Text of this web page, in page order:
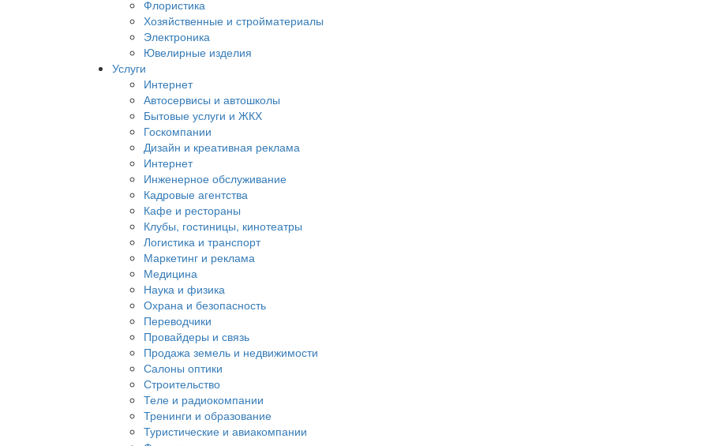
Флористика
Хозяйственные и стройматериалы
Электроника
Ювелирные изделия
Услуги
Интернет
Автосервисы и автошколы
Бытовые услуги и ЖКХ
Госкомпании
Дизайн и креативная реклама
Интернет
Инженерное обслуживание
Кадровые агентства
Кафе и рестораны
Клубы, гостиницы, кинотеатры
Логистика и транспорт
Маркетинг и реклама
Медицина
Наука и физика
Охрана и безопасность
Переводчики
Провайдеры и связь
Продажа земель и недвижимости
Салоны оптики
Строительство
Теле и радиокомпании
Тренинги и образование
Туристические и авиакомпании